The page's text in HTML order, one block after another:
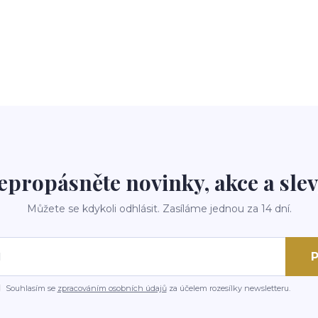
novinky, akce a
Můžete se kdykoli odhlásit. Zasíláme jednou za 14 dní.
Souhlasím se zpracováním osobních údajůza účelem rozesílky newsletteru.